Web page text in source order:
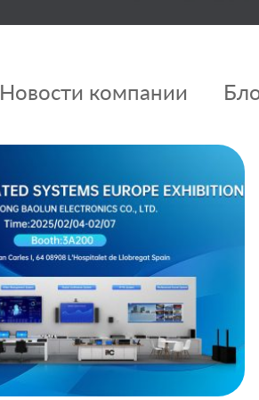
Новости компании